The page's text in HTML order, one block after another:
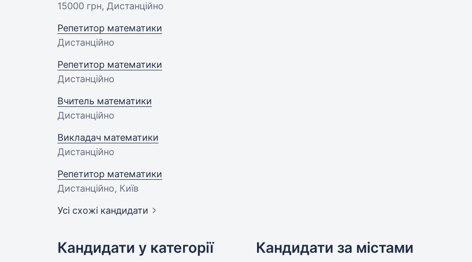
15000 грн, Дистанційно
Репетитор математики
Дистанційно
Репетитор математики
Дистанційно
Вчитель математики
Дистанційно
Викладач математики
Дистанційно
Репетитор математики
Дистанційно, Київ
Усі схожі кандидати
Кандидати у категорії Кандидати за містами